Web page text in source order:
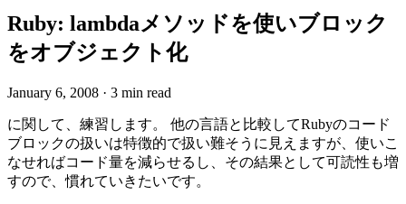
Ruby: lambdaメソッドを使いブロック
をオブジェクト化
January 6, 2008 · 3 min read
に関して、練習します。 他の言語と比較してRubyのコード
ブロックの扱いは特徴的で扱い難そうに見えますが、使いこ
なせればコード量を減らせるし、その結果として可読性も増
すので、慣れていきたいです。